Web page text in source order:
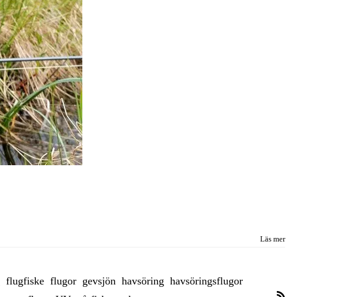
Läs mer
flugfiske flugor gevsjön havsöring havsöringsflugor